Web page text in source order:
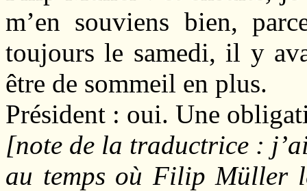
m’en souviens bien,
toujours le samedi, il y
être de sommeil en plus.
Président : oui. Une
[note de la traductrice :
au temps où Filip Müller